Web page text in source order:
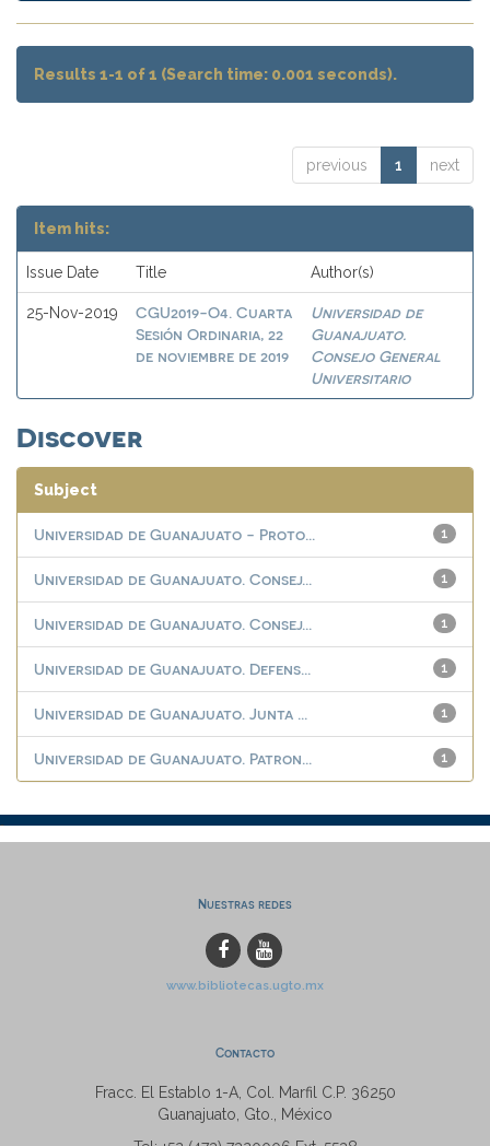
Results 1-1 of 1 (Search time: 0.001 seconds).
previous 1 next
Item hits:
Issue Date Title Author(s)
25-Nov-2019
CGU2019-O4. Cuarta
Sesión Ordinaria, 22
de noviembre de 2019
Universidad de
Guanajuato.
Consejo General
Universitario
Discover
Subject
1
Universidad de Guanajuato - Proto...
1
Universidad de Guanajuato. Consej...
1
Universidad de Guanajuato. Consej...
1
Universidad de Guanajuato. Defens...
1
Universidad de Guanajuato. Junta ...
1
Universidad de Guanajuato. Patron...
Nuestras redes
www.bibliotecas.ugto.mx
Contacto
Fracc. El Establo 1-A, Col. Marfil C.P. 36250
Guanajuato, Gto., México